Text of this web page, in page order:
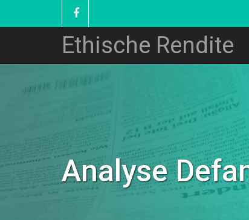
Ethische Rendite
Analyse